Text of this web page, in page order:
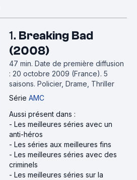
1. Breaking Bad
(2008)
47 min. Date de première diffusion
: 20 octobre 2009 (France). 5
saisons. Policier, Drame, Thriller
Série AMC
Aussi présent dans :
- Les meilleures séries avec un
anti-héros
- Les séries aux meilleures fins
- Les meilleures séries avec des
criminels
- Les meilleures séries sur la